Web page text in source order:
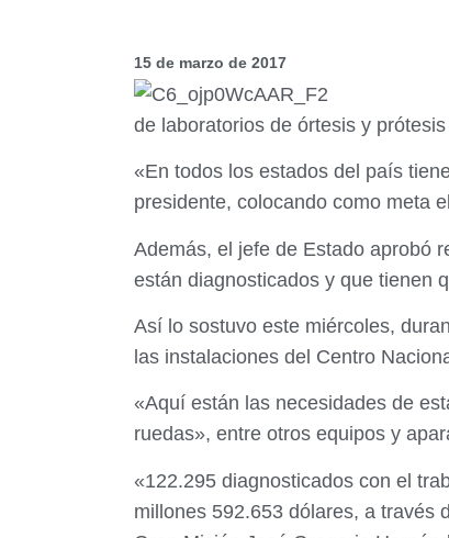
15 de marzo de 2017
de laboratorios de órtesis y
«En todos los estados del país
presidente, colocando como meta
Además, el jefe de Estado aprobó
están diagnosticados y que tienen
Así lo sostuvo este miércoles,
las instalaciones del Centro
«Aquí están las necesidades de
ruedas», entre otros equipos y
«122.295 diagnosticados con el
millones 592.653 dólares, a través